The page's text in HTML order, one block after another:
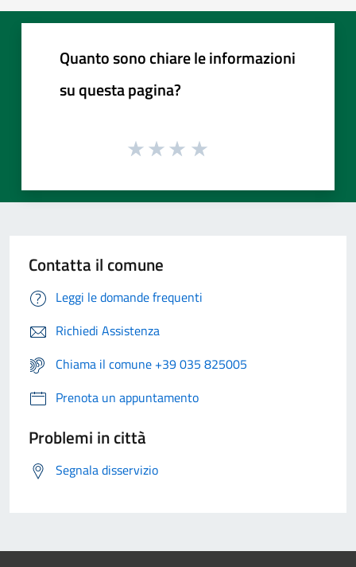
Quanto sono chiare le informazioni
su questa pagina?
Contatta il comune
Leggi le domande frequenti
Richiedi Assistenza
Chiama il comune +39 035 825005
Prenota un appuntamento
Problemi in città
Segnala disservizio